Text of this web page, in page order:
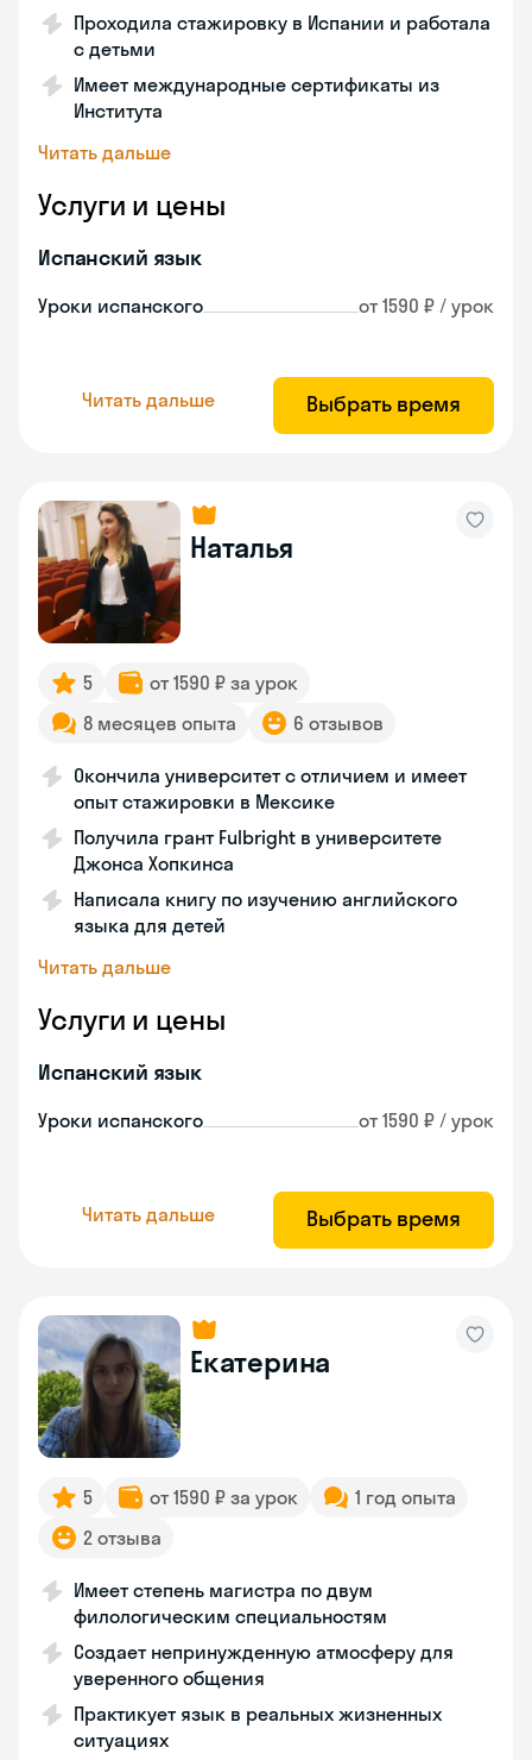
Проходила стажировку в Испании и работала
с детьми
Имеет международные сертификаты из
Института
Читать дальше
Услуги и цены
Испанский язык
Уроки испанского от 1590 ₽ / урок
Читать дальше Выбрать время
Наталья
5
от 1590 ₽ за урок
8 месяцев опыта
6 отзывов
Окончила университет с отличием и имеет
опыт стажировки в Мексике
Получила грант Fulbright в университете
Джонса Хопкинса
Написала книгу по изучению английского
языка для детей
Читать дальше
Услуги и цены
Испанский язык
Уроки испанского от 1590 ₽ / урок
Читать дальше Выбрать время
Екатерина
5 от 1590 ₽ за урок
1 год опыта
2 отзыва
Имеет степень магистра по двум
филологическим специальностям
Создает непринужденную атмосферу для
уверенного общения
Практикует язык в реальных жизненных
ситуациях